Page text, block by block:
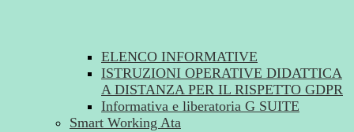
ELENCO INFORMATIVE
ISTRUZIONI OPERATIVE DIDATTICA
A DISTANZA PER IL RISPETTO GDPR
Informativa e liberatoria G SUITE
Smart Working Ata